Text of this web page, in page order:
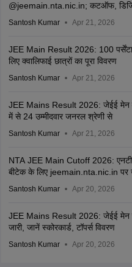
@jeemain.nta.nic.in; कटऑफ,
Santosh Kumar Apr 21, 2026
JEE Main Result 2026: 100
लिए क्वालिफाई छात्रों का पूरा विवरण
Santosh Kumar Apr 21, 2026
JEE Mains Result 2026: जेईई मेन
में से 24 उम्मीदवार जनरल श्रेणी से
Santosh Kumar Apr 21, 2026
NTA JEE Main Cutoff 2026:
बीटेक के लिए jeemain.nta.nic.in पर
Santosh Kumar Apr 20, 2026
JEE Mains Result 2026: जेईई
जारी, जानें स्कोरकार्ड, टॉपर्स विवरण
Santosh Kumar Apr 20, 2026